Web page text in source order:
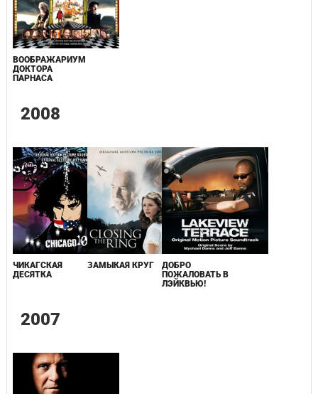
ВООБРАЖАРИУМ
ДОКТОРА
ПАРНАСА
2008
ЧИКАГСКАЯ
ДЕСЯТКА
ЗАМЫКАЯ КРУГ
ДОБРО
ПОЖАЛОВАТЬ В
ЛЭЙКВЬЮ!
2007